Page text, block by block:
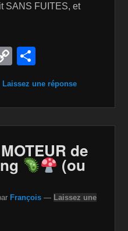
SANS FUITES, et
C
p
y
Li
n
k
ta
g
er
Laissez une réponse
de
(ou
François — Laissez une